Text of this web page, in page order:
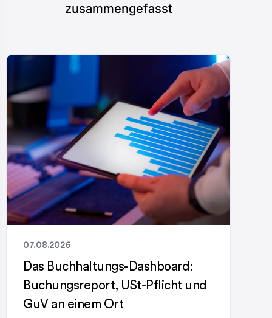
zusammengefasst
07.08.2026
Das Buchhaltungs-Dashboard:
Buchungsreport, USt-Pflicht und
GuV an einem Ort